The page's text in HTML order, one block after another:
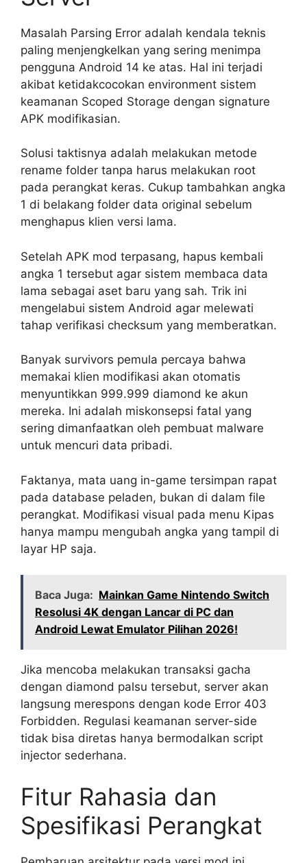
Masalah Parsing Error adalah kendala teknis
paling menjengkelkan yang sering menimpa
pengguna Android 14 ke atas. Hal ini terjadi
akibat ketidakcocokan environment sistem
keamanan Scoped Storage dengan signature
APK modifikasian.
Solusi taktisnya adalah melakukan metode
rename folder tanpa harus melakukan root
pada perangkat keras. Cukup tambahkan angka
1 di belakang folder data original sebelum
menghapus klien versi lama.
Setelah APK mod terpasang, hapus kembali
angka 1 tersebut agar sistem membaca data
lama sebagai aset baru yang sah. Trik ini
mengelabui sistem Android agar melewati
tahap verifikasi checksum yang memberatkan.
Banyak survivors pemula percaya bahwa
memakai klien modifikasi akan otomatis
menyuntikkan 999.999 diamond ke akun
mereka. Ini adalah miskonsepsi fatal yang
sering dimanfaatkan oleh pembuat malware
untuk mencuri data pribadi.
Faktanya, mata uang in-game tersimpan rapat
pada database peladen, bukan di dalam file
perangkat. Modifikasi visual pada menu Kipas
hanya mampu mengubah angka yang tampil di
layar HP saja.
Baca Juga: Mainkan Game Nintendo Switch
Resolusi 4K dengan Lancar di PC dan
Android Lewat Emulator Pilihan 2026!
Jika mencoba melakukan transaksi gacha
dengan diamond palsu tersebut, server akan
langsung merespons dengan kode Error 403
Forbidden. Regulasi keamanan server-side
tidak bisa diretas hanya bermodalkan script
injector sederhana.
Fitur Rahasia dan
Spesifikasi Perangkat